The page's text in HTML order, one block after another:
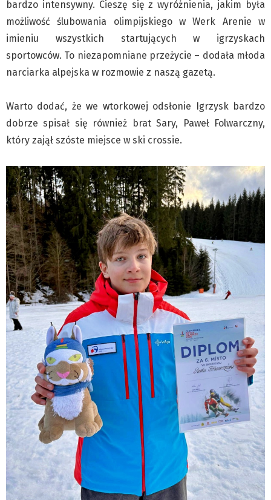
bardzo intensywny. Cieszę się z wyróżnienia, jakim była
możliwość ślubowania olimpijskiego w Werk Arenie w
imieniu wszystkich startujących w igrzyskach
sportowców. To niezapomniane przeżycie – dodała młoda
narciarka alpejska w rozmowie z naszą gazetą.
Warto dodać, że we wtorkowej odsłonie Igrzysk bardzo
dobrze spisał się również brat Sary, Paweł Folwarczny,
który zajął szóste miejsce w ski crossie.